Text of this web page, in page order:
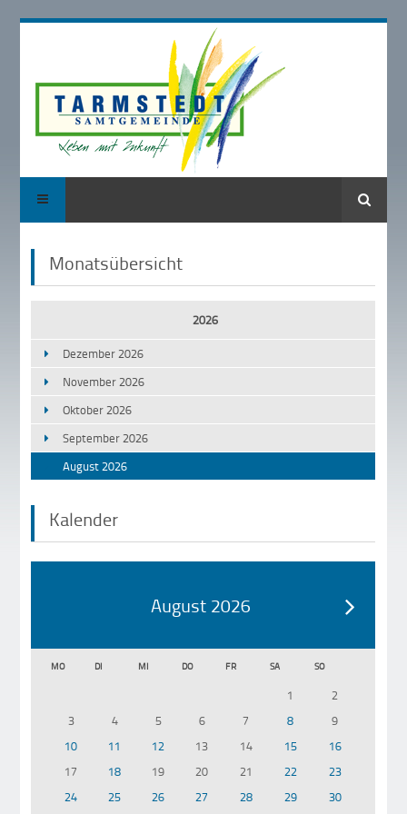
Suche
Monatsübersicht
2026
Dezember 2026
November 2026
Oktober 2026
September 2026
August 2026
Kalender
August 2026
MO DI MI DO FR SA SO
1
2
3
4 5 6 7 8
9
10
11 12 13 14 15
16
17
18 19 20 21 22
23
24
25 26 27 28 29 30